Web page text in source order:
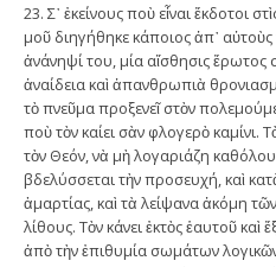
23. Σ᾿ ἐκείνους ποὺ εἶναι ἔκδοτοι
μοῦ διηγήθηκε κάποιος ἀπ᾿
ἀνάνηψί του, μία αἴσθησις
ἀναίδεια καὶ ἀπανθρωπιὰ
τὸ πνεῦμα προξενεῖ στὸν
ποὺ τὸν καίει σὰν φλογερὸ καμίνι.
τὸν Θεόν, νὰ μὴ λογαριάζη
βδελύσσεται τὴν προσευχή, καὶ
ἁμαρτίας, καὶ τὰ λείψανα ἀκόμη
λίθους. Τὸν κάνει ἐκτὸς ἑαυτοῦ
ἀπὸ τὴν ἐπιθυμία σωμάτων